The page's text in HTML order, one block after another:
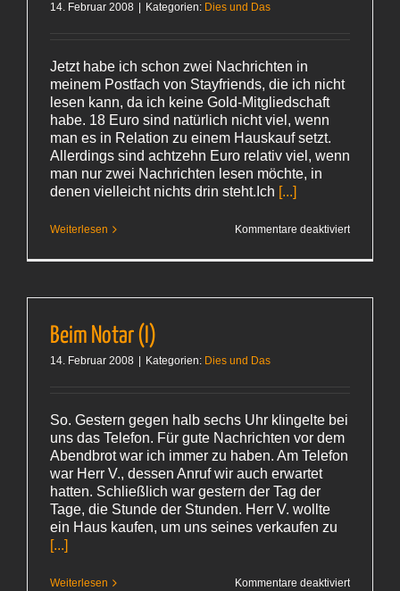
14. Februar 2008 Kategorien: Dies und Das
Jetzt habe ich schon zwei Nachrichten in
meinem Postfach von Stayfriends, die ich nicht
lesen kann, da ich keine Gold-Mitgliedschaft
habe. 18 Euro sind natürlich nicht viel, wenn
man es in Relation zu einem Hauskauf setzt.
Allerdings sind achtzehn Euro relativ viel, wenn
man nur zwei Nachrichten lesen möchte, in
denen vielleicht nichts drin steht.Ich [...]
Weiterlesen Kommentare deaktiviertfür
Beim Notar (I)
14. Februar 2008 Kategorien: Dies und Das
So. Gestern gegen halb sechs Uhr klingelte bei
uns das Telefon. Für gute Nachrichten vor dem
Abendbrot war ich immer zu haben. Am Telefon
war Herr V., dessen Anruf wir auch erwartet
hatten. Schließlich war gestern der Tag der
Tage, die Stunde der Stunden. Herr V. wollte
ein Haus kaufen, um uns seines verkaufen zu
[...]
Weiterlesen Kommentare deaktiviertfür